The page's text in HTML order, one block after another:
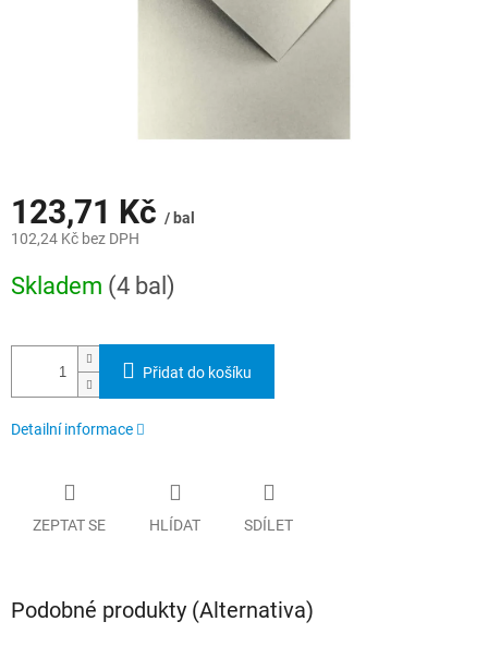
123,71 Kč / bal
102,24 Kč bez DPH
cena:
Skladem (4 bal)
Přidat do košíku
Detailní informace
ZEPTAT SE HLÍDAT SDÍLET
Podobné produkty (Alternativa)